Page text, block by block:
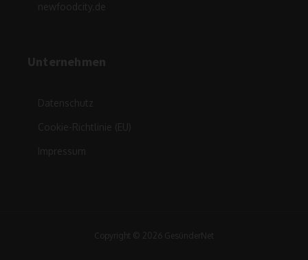
newfoodcity.de
Unternehmen
Datenschutz
Cookie-Richtlinie (EU)
Impressum
Copyright © 2026 GesünderNet